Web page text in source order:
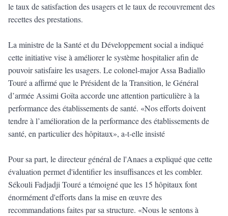
le taux de satisfaction des usagers et le taux de recouvrement des
recettes des prestations.
La ministre de la Santé et du Développement social a indiqué
cette initiative vise à améliorer le système hospitalier afin de
pouvoir satisfaire les usagers. Le colonel-major Assa Badiallo
Touré a affirmé que le Président de la Transition, le Général
d’armée Assimi Goïta accorde une attention particulière à la
performance des établissements de santé. «Nos efforts doivent
tendre à l’amélioration de la performance des établissements de
santé, en particulier des hôpitaux», a-t-elle insisté
Pour sa part, le directeur général de l'Anaes a expliqué que cette
évaluation permet d'identifier les insuffisances et les combler.
Sékouli Fadjadji Touré a témoigné que les 15 hôpitaux font
énormément d'efforts dans la mise en œuvre des
recommandations faites par sa structure. «Nous le sentons à